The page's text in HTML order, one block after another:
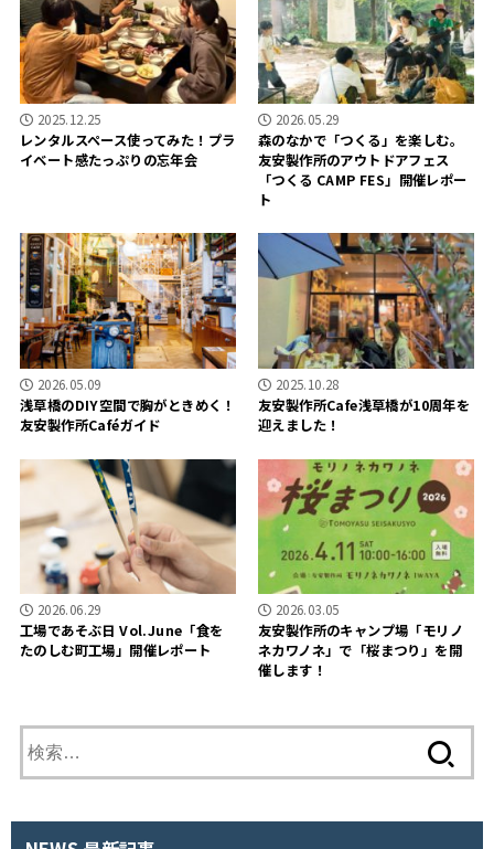
2025.12.25
レンタルスペース使ってみた！プラ
イベート感たっぷりの忘年会
2026.05.29
森のなかで「つくる」を楽しむ。
友安製作所のアウトドアフェス
「つくる CAMP FES」開催レポー
ト
2026.05.09
浅草橋のDIY空間で胸がときめく！
友安製作所Caféガイド
2025.10.28
友安製作所Cafe浅草橋が10周年を
迎えました！
2026.06.29
工場であそぶ日 Vol.June「食を
たのしむ町工場」開催レポート
2026.03.05
友安製作所のキャンプ場「モリノ
ネカワノネ」で「桜まつり」を開
催します！
索